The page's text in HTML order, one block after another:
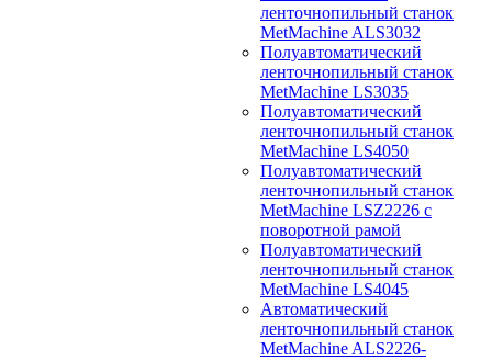
ленточнопильный станок
MetMachine ALS3032
Полуавтоматический
ленточнопильный станок
MetMachine LS3035
Полуавтоматический
ленточнопильный станок
MetMachine LS4050
Полуавтоматический
ленточнопильный станок
MetMachine LSZ2226 с
поворотной рамой
Полуавтоматический
ленточнопильный станок
MetMachine LS4045
Автоматический
ленточнопильный станок
MetMachine ALS2226-